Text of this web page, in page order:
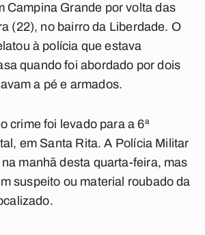
Campina Grande por volta das
(22), no bairro da Liberdade. O
à polícia que estava
quando foi abordado por dois
a pé e armados.
crime foi levado para a 6ª
em Santa Rita. A Polícia Militar
manhã desta quarta-feira, mas
suspeito ou material roubado da